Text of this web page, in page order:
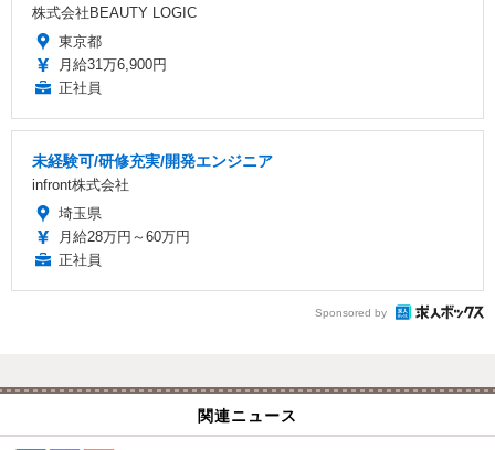
株式会社BEAUTY LOGIC
東京都
月給31万6,900円
正社員
未経験可/研修充実/開発エンジニア
infront株式会社
埼玉県
月給28万円～60万円
正社員
Sponsored by
関連ニュース